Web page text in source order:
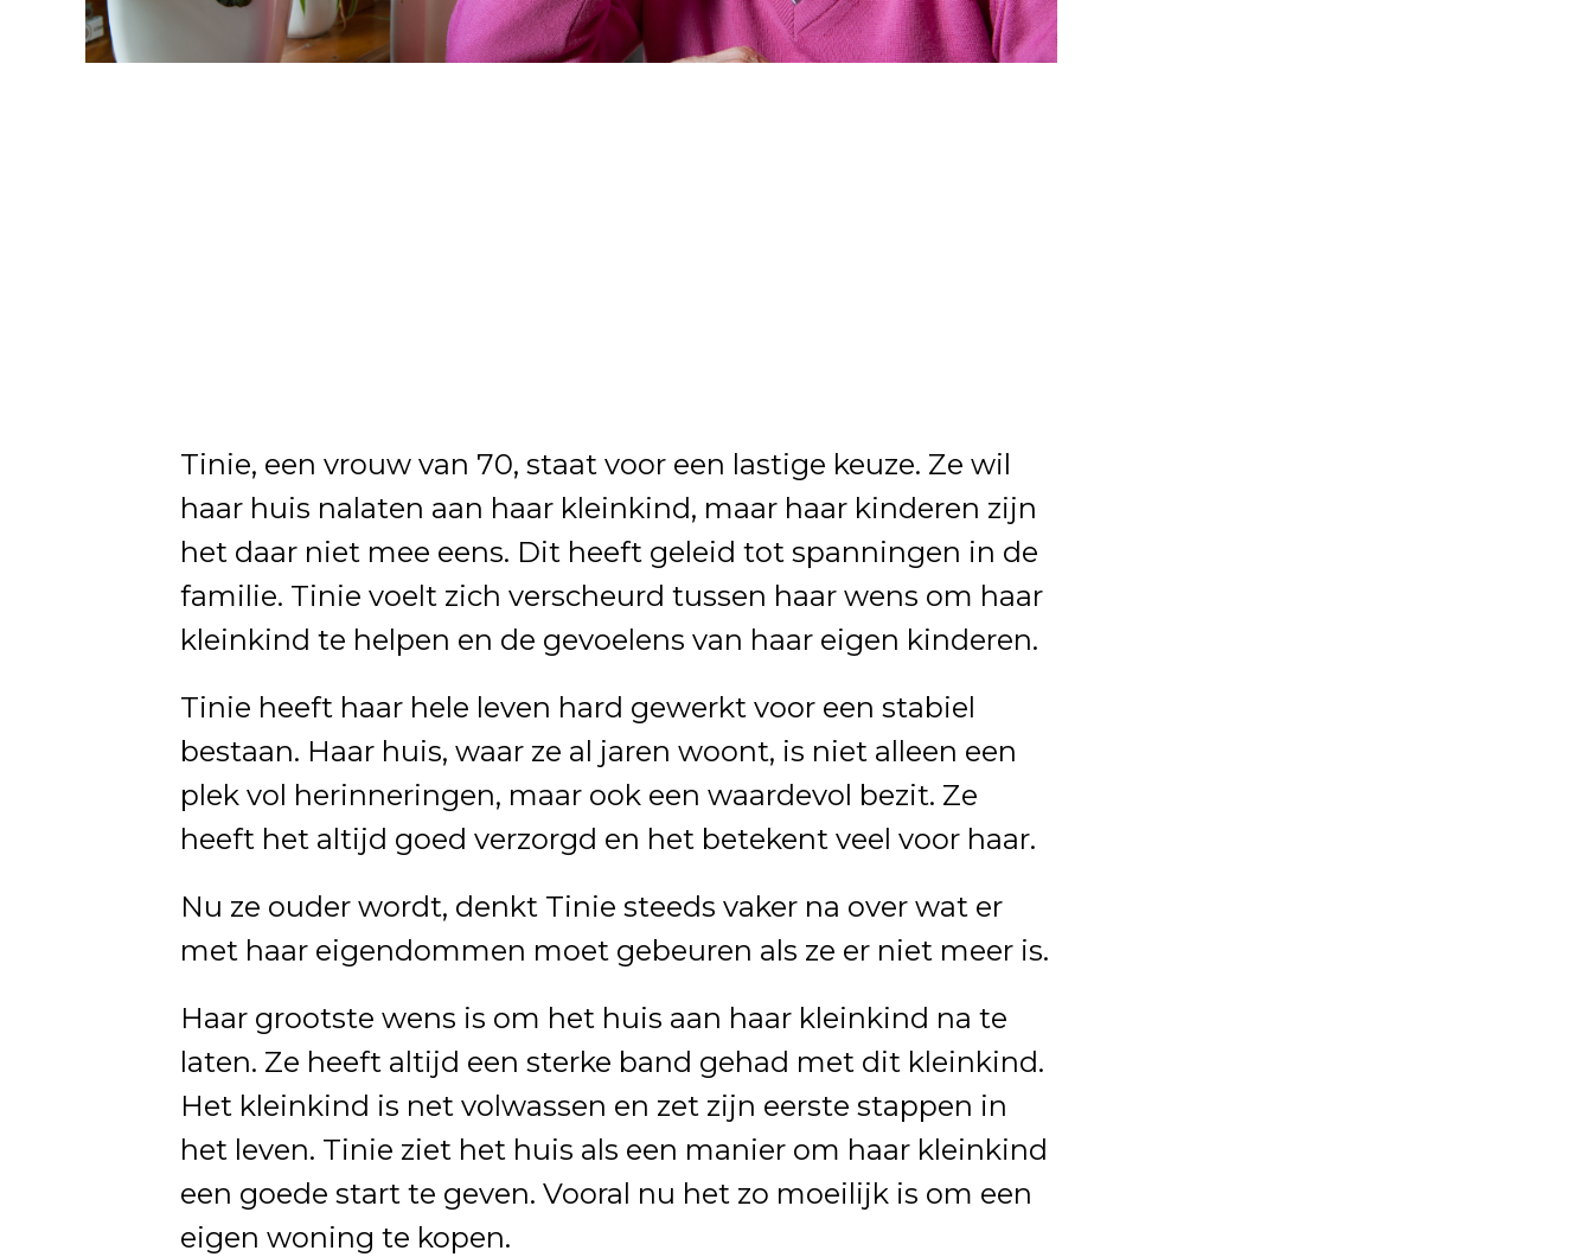
Tinie, een vrouw van 70, staat voor een lastige keuze. Ze wil
haar huis nalaten aan haar kleinkind, maar haar kinderen zijn
het daar niet mee eens. Dit heeft geleid tot spanningen in de
familie. Tinie voelt zich verscheurd tussen haar wens om haar
kleinkind te helpen en de gevoelens van haar eigen kinderen.
Tinie heeft haar hele leven hard gewerkt voor een stabiel
bestaan. Haar huis, waar ze al jaren woont, is niet alleen een
plek vol herinneringen, maar ook een waardevol bezit. Ze
heeft het altijd goed verzorgd en het betekent veel voor haar.
Nu ze ouder wordt, denkt Tinie steeds vaker na over wat er
met haar eigendommen moet gebeuren als ze er niet meer is.
Haar grootste wens is om het huis aan haar kleinkind na te
laten. Ze heeft altijd een sterke band gehad met dit kleinkind.
Het kleinkind is net volwassen en zet zijn eerste stappen in
het leven. Tinie ziet het huis als een manier om haar kleinkind
een goede start te geven. Vooral nu het zo moeilijk is om een
eigen woning te kopen.